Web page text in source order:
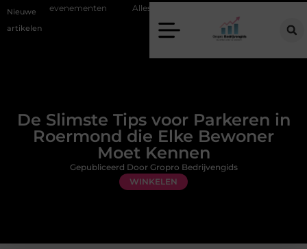
Nieuwe
artikelen
Alles over flexibele inzet van personeel
De Slimste Tips voor Parkeren in
Roermond die Elke Bewoner
Moet Kennen
WINKELEN
Gepubliceerd Door Gropro Bedrijvengids